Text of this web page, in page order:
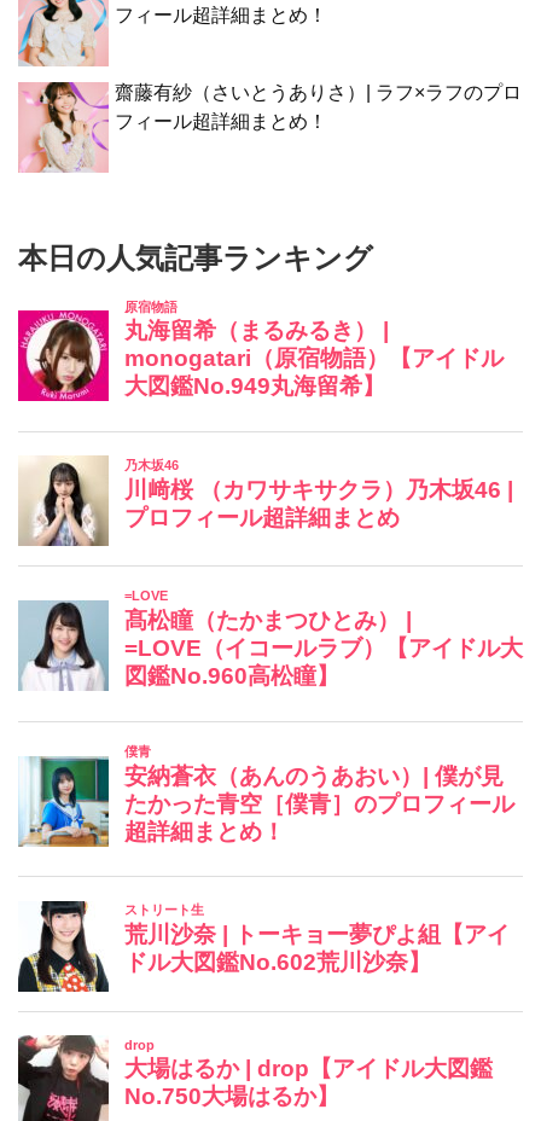
フィール超詳細まとめ！
齋藤有紗（さいとうありさ）| ラフ×ラフのプロ
フィール超詳細まとめ！
本日の人気記事ランキング